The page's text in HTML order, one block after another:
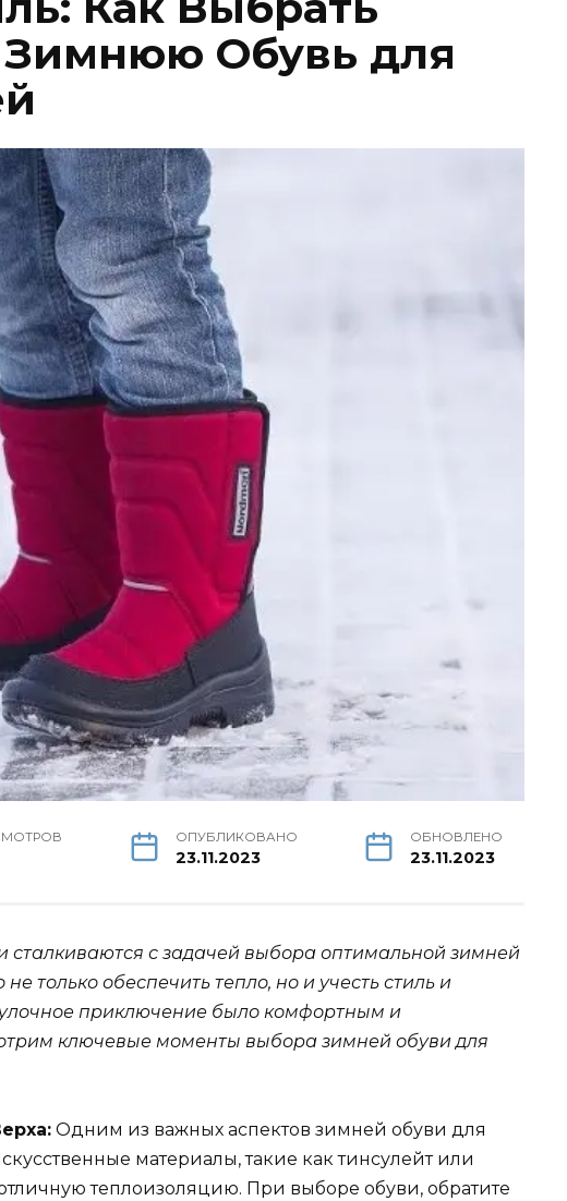
Обувь для
ОПУБЛИКОВАНО
23.11.2023
ОБНОВЛЕНО
23.11.2023
сталкиваются с задачей выбора оптимальной зимней
только обеспечить тепло, но и учесть стиль и
приключение было комфортным и
ключевые моменты выбора зимней обуви для
Одним из важных аспектов зимней обуви для
материалы, такие как тинсулейт или
теплоизоляцию. При выборе обуви, обратите